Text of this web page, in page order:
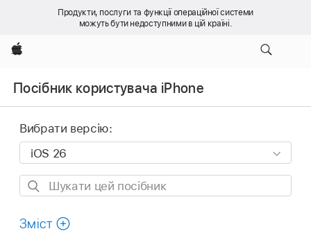
Продукти, послуги та функції операційної системи
можуть бути недоступними в цій країні.
Apple
Посібник користувача iPhone
Вибрати версію:
Шукати
посібник
Зміст